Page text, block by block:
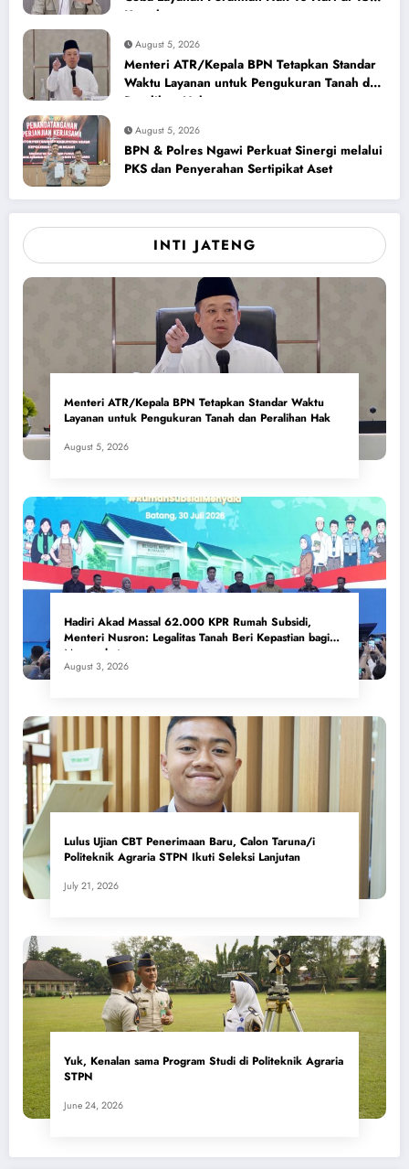
Kantah
August 5, 2026
Menteri ATR/Kepala BPN Tetapkan Standar
Waktu Layanan untuk Pengukuran Tanah dan
Peralihan Hak
August 5, 2026
BPN & Polres Ngawi Perkuat Sinergi melalui
PKS dan Penyerahan Sertipikat Aset
INTI JATENG
Menteri ATR/Kepala BPN Tetapkan Standar Waktu
Layanan untuk Pengukuran Tanah dan Peralihan Hak
August 5, 2026
Hadiri Akad Massal 62.000 KPR Rumah Subsidi,
Menteri Nusron: Legalitas Tanah Beri Kepastian bagi
Masyarakat
August 3, 2026
Lulus Ujian CBT Penerimaan Baru, Calon Taruna/i
Politeknik Agraria STPN Ikuti Seleksi Lanjutan
July 21, 2026
Yuk, Kenalan sama Program Studi di Politeknik Agraria
STPN
June 24, 2026